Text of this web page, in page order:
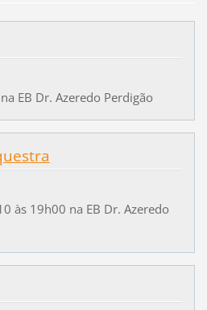
EB Dr. Azeredo Perdigão
às 19h00 na EB Dr. Azeredo